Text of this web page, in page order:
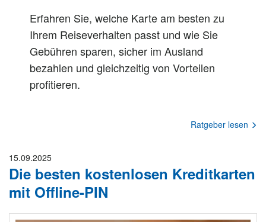
Erfahren Sie, welche Karte am besten zu
Ihrem Reiseverhalten passt und wie Sie
Gebühren sparen, sicher im Ausland
bezahlen und gleichzeitig von Vorteilen
profitieren.
Ratgeber lesen
15.09.2025
Die besten kostenlosen Kreditkarten
mit Offline-PIN